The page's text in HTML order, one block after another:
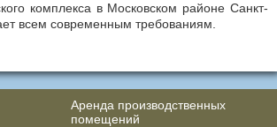
комплекса в Московском районе Санкт-
всем современным требованиям.
Аренда производственных
помещений